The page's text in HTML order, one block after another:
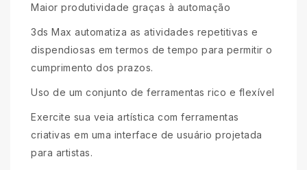
Maior produtividade graças à automação
3ds Max automatiza as atividades repetitivas e
dispendiosas em termos de tempo para permitir o
cumprimento dos prazos.
Uso de um conjunto de ferramentas rico e flexível
Exercite sua veia artística com ferramentas
criativas em uma interface de usuário projetada
para artistas.